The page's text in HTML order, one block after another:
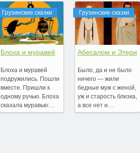
Грузинские сказки
Блоха и муравей
Блоха и муравей
подружились. Пошли
вместе. Пришли к
одному ручью. Блоха
сказала муравью:…
Грузинские сказки
Абесалом и Этери
Было, да и не было
ничего — жили
бедные муж с женой,
уж и старость близка,
а все нет и…